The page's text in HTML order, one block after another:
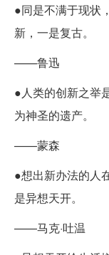
●同是不满于现状
新，一是复古。
——鲁迅
●人类的创新之举
为神圣的遗产。
——蒙森
●想出新办法的人
是异想天开。
——马克·吐温